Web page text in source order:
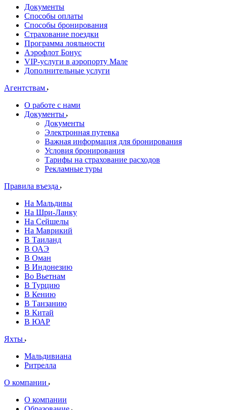
Документы
Способы оплаты
Способы бронирования
Страхование поездки
Программа лояльности
Аэрофлот Бонус
VIP-услуги в аэропорту Мале
Дополнительные услуги
Агентствам
О работе с нами
Документы
Документы
Электронная путевка
Важная информация для бронирования
Условия бронирования
Тарифы на страхование расходов
Рекламные туры
Правила въезда
На Мальдивы
На Шри-Ланку
На Сейшелы
На Маврикий
В Таиланд
В ОАЭ
В Оман
В Индонезию
Во Вьетнам
В Турцию
В Кению
В Танзанию
В Китай
В ЮАР
Яхты
Мальдивиана
Ритрелла
О компании
О компании